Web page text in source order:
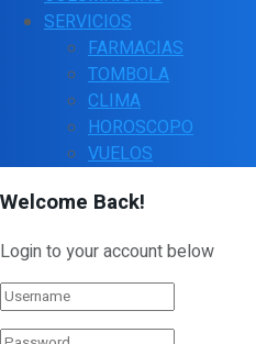
SERVICIOS
FARMACIAS
TOMBOLA
CLIMA
HOROSCOPO
VUELOS
Welcome Back!
Login to your account below